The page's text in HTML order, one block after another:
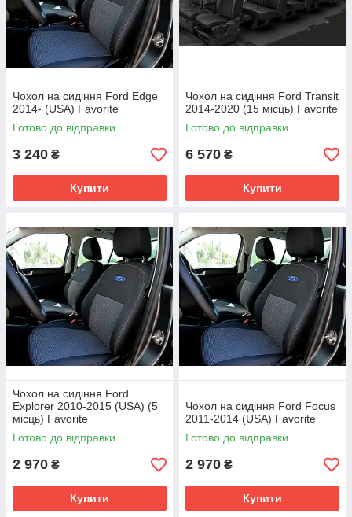
Чохол на сидіння Ford Edge
2014- (USA) Favorite
Готово до відправки
3 240 ₴
Купити
Чохол на сидіння Ford Transit
2014-2020 (15 місць) Favorite
Готово до відправки
6 570 ₴
Купити
Чохол на сидіння Ford
Explorer 2010-2015 (USA) (5
місць) Favorite
Готово до відправки
2 970 ₴
Купити
Чохол на сидіння Ford Focus
2011-2014 (USA) Favorite
Готово до відправки
2 970 ₴
Купити